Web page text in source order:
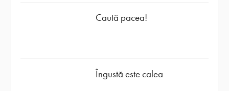
Caută pacea!
Îngustă este calea